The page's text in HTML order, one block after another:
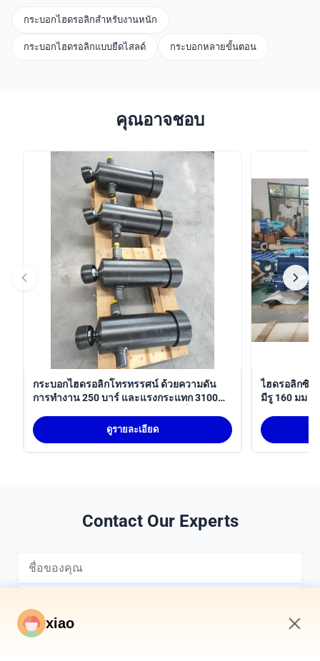
กระบอกไฮดรอลิกสำหรับงานหนัก
กระบอกไฮดรอลิกแบบยืดไสลด์ กระบอกหลายขั้นตอน
คุณอาจชอบ
กระบอกไฮดรอลิกโทรทรรศน์ ด้วยความดัน
การทํางาน 250 บาร์ และแรงกระแทก 3100
กับ ISO 6022
ดูรายละเอียด
ไฮดรอลิกซิลิ
มีรู 160 มม
Contact Our Experts
xiao